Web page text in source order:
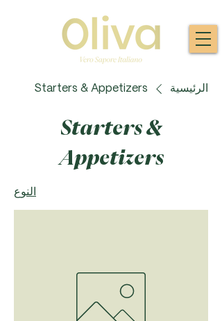
الرئيسية Starters & Appetizers
Starters &
Appetizers
النوع